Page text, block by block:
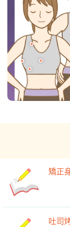
矯正
吐司